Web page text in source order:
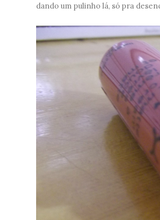
dando um pulinho lá, só pra